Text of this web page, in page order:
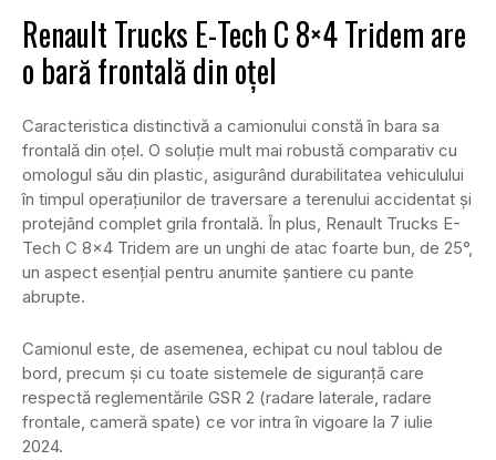
Renault Trucks E-Tech C 8×4 Tridem are
o bară frontală din oțel
Caracteristica distinctivă a camionului constă în bara sa
frontală din oțel. O soluție mult mai robustă comparativ cu
omologul său din plastic, asigurând durabilitatea vehiculului
în timpul operațiunilor de traversare a terenului accidentat și
protejând complet grila frontală. În plus, Renault Trucks E-
Tech C 8×4 Tridem are un unghi de atac foarte bun, de 25°,
un aspect esențial pentru anumite șantiere cu pante
abrupte.
Camionul este, de asemenea, echipat cu noul tablou de
bord, precum și cu toate sistemele de siguranță care
respectă reglementările GSR 2 (radare laterale, radare
frontale, cameră spate) ce vor intra în vigoare la 7 iulie
2024.